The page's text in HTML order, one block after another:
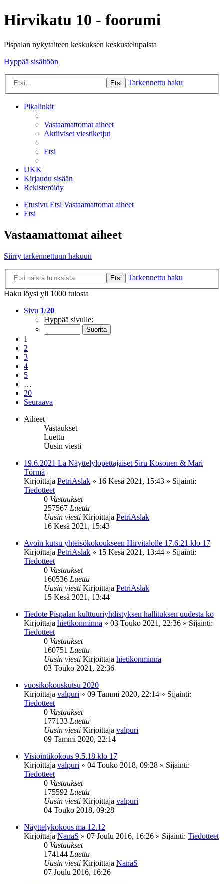
Hirvikatu 10 - foorumi
Pispalan nykytaiteen keskuksen keskustelupalsta
Hyppää sisältöön
Etsi Tarkennettu haku
Pikalinkit
Vastaamattomat aiheet
Aktiiviset viestiketjut
Etsi
UKK
Kirjaudu sisään
Rekisteröidy
Etusivu Etsi Vastaamattomat aiheet
Etsi
Vastaamattomat aiheet
Siirry tarkennettuun hakuun
Etsi
Tarkennettu haku
Haku löysi yli 1000 tulosta
Sivu 1/20
Hyppää sivulle:
1
2
3
4
5
…
20
Seuraava
Aiheet
Vastaukset
Luettu
Uusin viesti
19.6.2021 La Näyttelylopettajaiset Siru Kosonen & Mari
Törmä
Kirjoittaja PetriAslak » 16 Kesä 2021, 15:43 » Sijainti:
Tiedotteet
0 Vastaukset
257567 Luettu
Uusin viesti Kirjoittaja PetriAslak
16 Kesä 2021, 15:43
Avoin kutsu yhteisökokoukseen Hirvitalolle 17.6.21 klo 17
Kirjoittaja PetriAslak » 15 Kesä 2021, 13:44 » Sijainti:
Tiedotteet
0 Vastaukset
160536 Luettu
Uusin viesti Kirjoittaja PetriAslak
15 Kesä 2021, 13:44
Tiedote Pispalan kulttuuriyhdistyksen hallituksen uudesta ko
Kirjoittaja hietikonminna » 03 Touko 2021, 22:36 » Sijainti:
Tiedotteet
0 Vastaukset
160751 Luettu
Uusin viesti Kirjoittaja hietikonminna
03 Touko 2021, 22:36
vuosikokouskutsu 2020
Kirjoittaja valpuri » 09 Tammi 2020, 22:14 » Sijainti:
Tiedotteet
0 Vastaukset
177133 Luettu
Uusin viesti Kirjoittaja valpuri
09 Tammi 2020, 22:14
Visiointikokous 9.5.18 klo 17
Kirjoittaja valpuri » 04 Touko 2018, 09:28 » Sijainti:
Tiedotteet
0 Vastaukset
175592 Luettu
Uusin viesti Kirjoittaja valpuri
04 Touko 2018, 09:28
Näyttelykokous ma 12.12
Kirjoittaja NanaS » 07 Joulu 2016, 16:26 » Sijainti: Tiedotteet
0 Vastaukset
174144 Luettu
Uusin viesti Kirjoittaja NanaS
07 Joulu 2016, 16:26